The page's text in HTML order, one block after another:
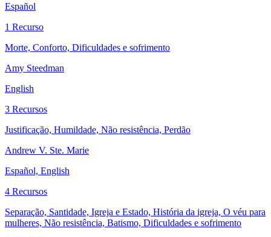
Español
1 Recurso
Morte, Conforto, Dificuldades e sofrimento
Amy Steedman
English
3 Recursos
Justificação, Humildade, Não resistência, Perdão
Andrew V. Ste. Marie
Español, English
4 Recursos
Separação, Santidade, Igreja e Estado, História da igreja, O véu para
mulheres, Não resistência, Batismo, Dificuldades e sofrimento